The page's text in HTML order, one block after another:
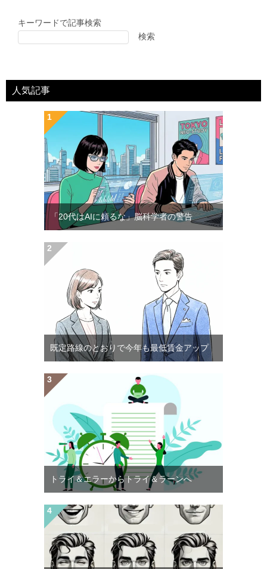
キーワードで記事検索
検索
人気記事
「20代はAIに頼るな」脳科学者の警告
既定路線のとおりで今年も最低賃金アップ
トライ＆エラーからトライ＆ラーンへ